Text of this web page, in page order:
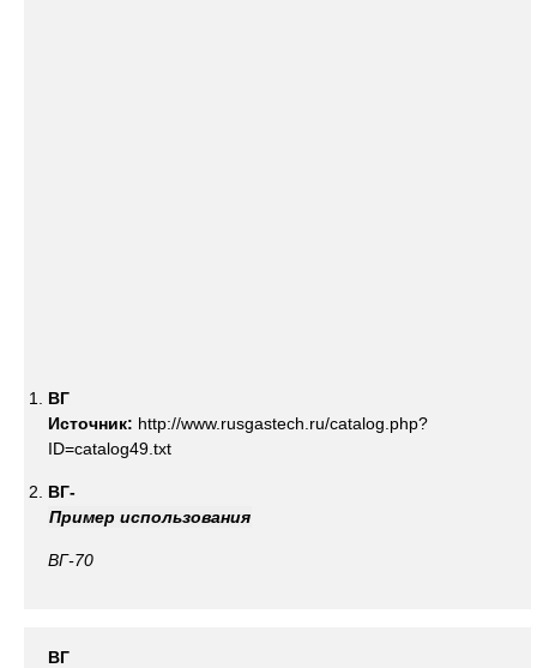
ВГ
Источник: http://www.rusgastech.ru/catalog.php?
ID=catalog49.txt
ВГ-
Пример использования
ВГ-70
ВГ